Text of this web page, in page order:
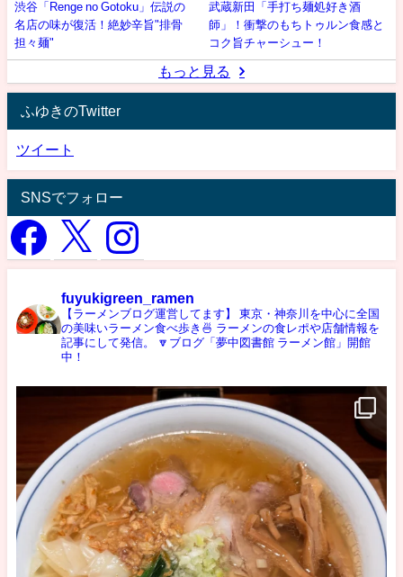
渋谷「Renge no Gotoku」伝説の
名店の味が復活！絶妙辛旨"排骨
担々麺"
武蔵新田「手打ち麺処好き酒
師」！衝撃のもちトゥルン食感と
コク旨チャーシュー！
もっと見る
ふゆきのTwitter
ツイート
SNSでフォロー
fuyukigreen_ramen
【ラーメンブログ運営してます】
東京・神奈川を中心に全国
の美味いラーメン食べ歩き🍜 ラーメンの食レポや店舗情報を
記事にして発信。
🔽ブログ「夢中図書館 ラーメン館」開館
中！